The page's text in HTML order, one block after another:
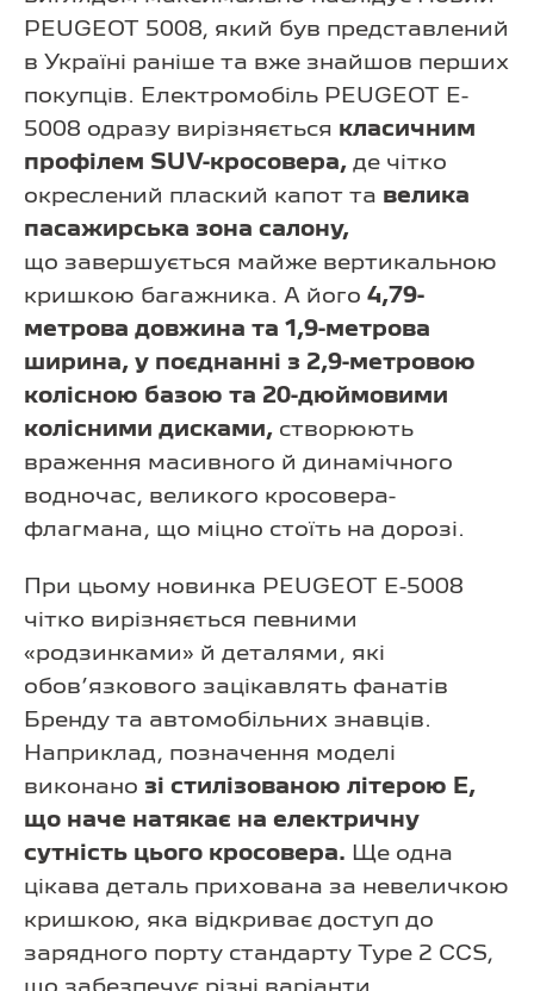
PEUGEOT 5008, який був представлений
в Україні раніше та вже знайшов перших
покупців. Електромобіль PEUGEOT E-
5008 одразу вирізняється класичним
профілем SUV-кросовера, де чітко
окреслений плаский капот та велика
пасажирська зона салону,
що завершується майже вертикальною
кришкою багажника. А його 4,79-
метрова довжина та 1,9-метрова
ширина, у поєднанні з 2,9-метровою
колісною базою та 20-дюймовими
колісними дисками, створюють
враження масивного й динамічного
водночас, великого кросовера-
флагмана, що міцно стоїть на дорозі.
При цьому новинка PEUGEOT E-5008
чітко вирізняється певними
«родзинками» й деталями, які
обов’язкового зацікавлять фанатів
Бренду та автомобільних знавців.
Наприклад, позначення моделі
виконано зі стилізованою літерою Е,
що наче натякає на електричну
сутність цього кросовера. Ще одна
цікава деталь прихована за невеличкою
кришкою, яка відкриває доступ до
зарядного порту стандарту Type 2 CCS,
що забезпечує різні варіанти